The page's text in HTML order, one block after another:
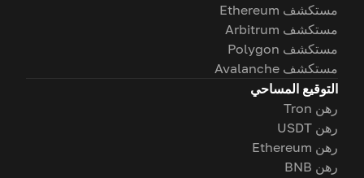
مستكشف Ethereum
مستكشف Arbitrum
مستكشف Polygon
مستكشف Avalanche
التوقيع المساحي
رهن Tron
رهن USDT
رهن Ethereum
رهن BNB